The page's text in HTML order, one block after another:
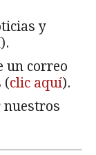
y
).
un correo
(clic aquí).
nuestros